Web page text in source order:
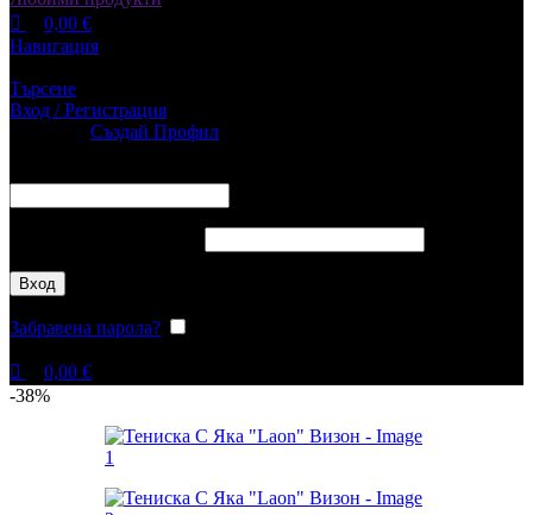
0,00 €
Навигация
Търсене
Вход / Регистрация
Създай Профил
Вход
Забравена парола?
0,00 €
-38%